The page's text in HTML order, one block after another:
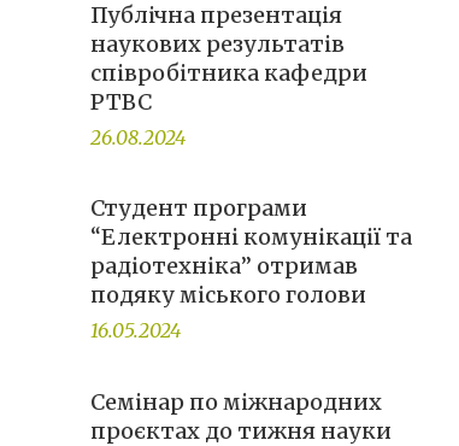
Публічна презентація
наукових результатів
співробітника кафедри
РТВС
26.08.2024
Студент програми
“Електронні комунікації та
радіотехніка” отримав
подяку міського голови
16.05.2024
Семінар по міжнародних
проєктах до тижня науки